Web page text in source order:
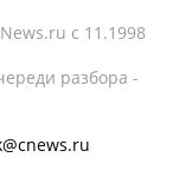
c 11.1998
разбора -